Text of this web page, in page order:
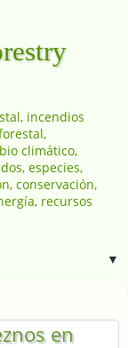
incendios
climático,
especies,
conservación,
recursos
▼
en